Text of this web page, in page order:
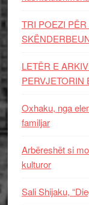
TRI POEZI
LETËR E
PERVJETORIN
Oxhaku, nga
familjar
Arbëreshët si
kulturor
Sali Shijaku,